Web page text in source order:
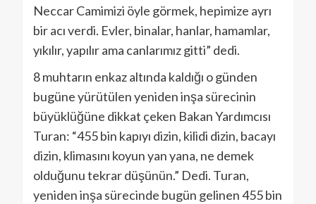
Neccar Camimizi öyle görmek, hepimize ayrı
bir acı verdi. Evler, binalar, hanlar, hamamlar,
yıkılır, yapılır ama canlarımız gitti” dedi.
8 muhtarın enkaz altında kaldığı o günden
bugüne yürütülen yeniden inşa sürecinin
büyüklüğüne dikkat çeken Bakan Yardımcısı
Turan: “455 bin kapıyı dizin, kilidi dizin, bacayı
dizin, klimasını koyun yan yana, ne demek
olduğunu tekrar düşünün.” Dedi. Turan,
yeniden inşa sürecinde bugün gelinen 455 bin